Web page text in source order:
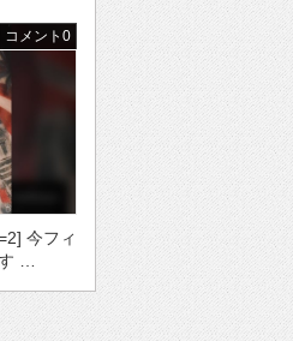
コメント0
今フィ
…